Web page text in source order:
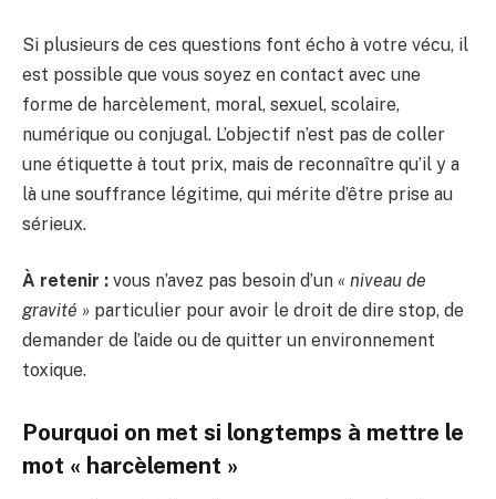
Si plusieurs de ces questions font écho à votre vécu, il
est possible que vous soyez en contact avec une
forme de harcèlement, moral, sexuel, scolaire,
numérique ou conjugal. L’objectif n’est pas de coller
une étiquette à tout prix, mais de reconnaître qu’il y a
là une souffrance légitime, qui mérite d’être prise au
sérieux.
À retenir : vous n’avez pas besoin d’un « niveau de
gravité » particulier pour avoir le droit de dire stop, de
demander de l’aide ou de quitter un environnement
toxique.
Pourquoi on met si longtemps à mettre le
mot « harcèlement »